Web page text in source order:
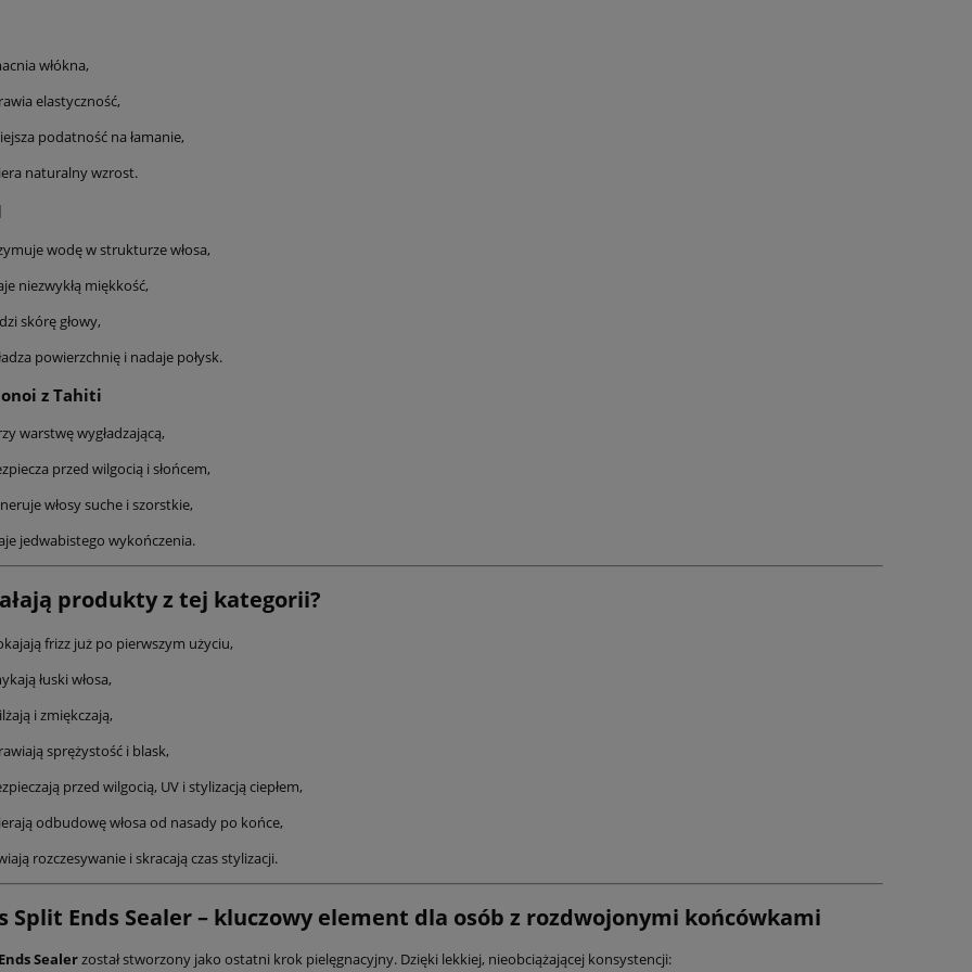
LISS CARE KAARAL –
Szampon
+ Maska 500 ml |
regeneracja i
i Olejek Monoi | pH
i olejów mineralnych
bez obciążenia
262,00 zł
włókna,
elastyczność,
podatność na łamanie,
naturalny wzrost.
wodę w strukturze włosa,
niezwykłą miękkość,
skórę głowy,
powierzchnię i nadaje połysk.
z Tahiti
warstwę wygładzającą,
przed wilgocią i słońcem,
włosy suche i szorstkie,
jedwabistego wykończenia.
produkty z tej kategorii?
frizz już po pierwszym użyciu,
łuski włosa,
i zmiękczają,
sprężystość i blask,
przed wilgocią, UV i stylizacją ciepłem,
odbudowę włosa od nasady po końce,
rozczesywanie i skracają czas stylizacji.
Split Ends Sealer – kluczowy element dla osób z rozdwojonymi końcówkami
Sealerzostał stworzony jako ostatni krok pielęgnacyjny. Dzięki lekkiej, nieobciążającej konsystencji: